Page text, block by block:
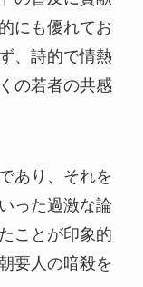
にも優れてお
、詩的で情熱
の若者の共感
あり、それを
った過激な論
ことが印象的
要人の暗殺を